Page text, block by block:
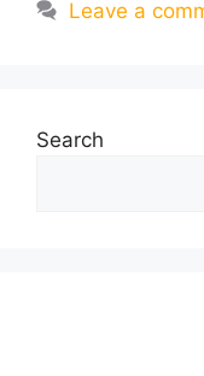
Leave a
Search